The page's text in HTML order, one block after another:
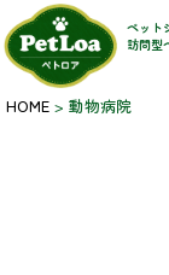
ペット
訪問型
HOME > 動物病院